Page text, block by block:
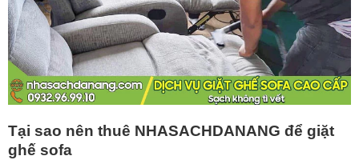
Tại sao nên thuê NHASACHDANANG để giặt
ghế sofa